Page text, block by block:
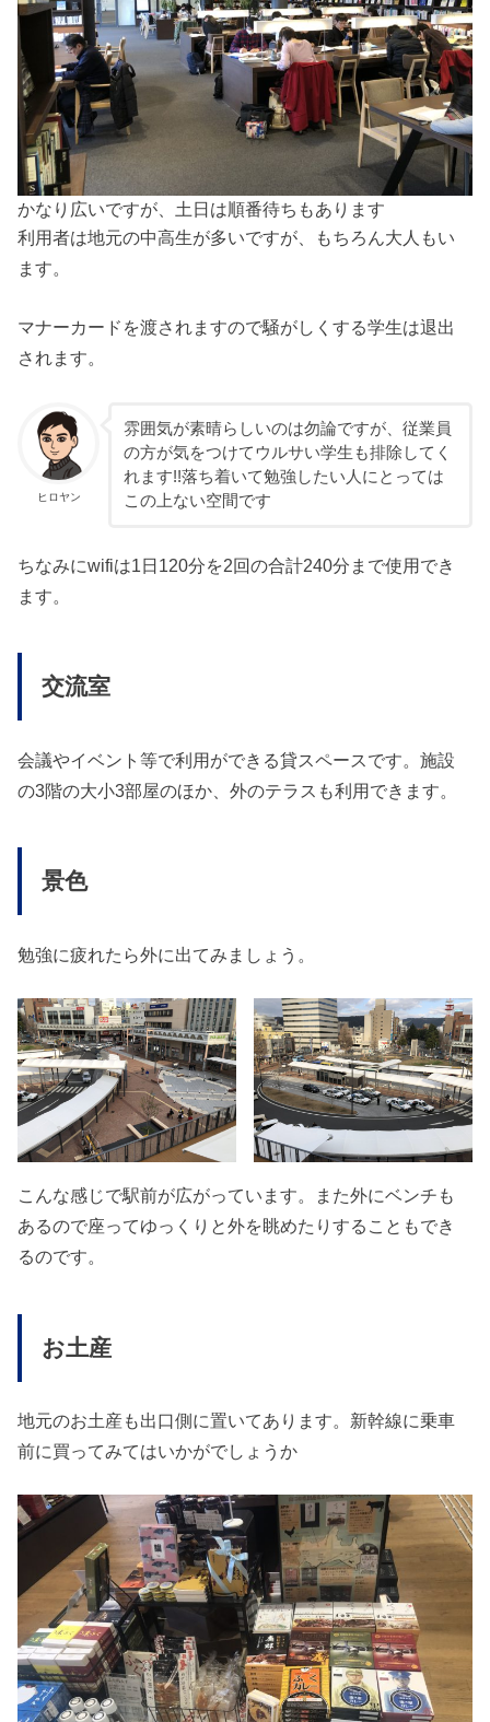
かなり広いですが、土日は順番待ちもあります
利用者は地元の中高生が多いですが、もちろん大人もい
ます。
マナーカードを渡されますので騒がしくする学生は退出
されます。
ヒロヤン
雰囲気が素晴らしいのは勿論ですが、従業員
の方が気をつけてウルサい学生も排除してく
れます!!落ち着いて勉強したい人にとっては
この上ない空間です
ちなみにwifiは1日120分を2回の合計240分まで使用でき
ます。
交流室
会議やイベント等で利用ができる貸スペースです。施設
の3階の大小3部屋のほか、外のテラスも利用できます。
景色
勉強に疲れたら外に出てみましょう。
こんな感じで駅前が広がっています。また外にベンチも
あるので座ってゆっくりと外を眺めたりすることもでき
るのです。
お土産
地元のお土産も出口側に置いてあります。新幹線に乗車
前に買ってみてはいかがでしょうか